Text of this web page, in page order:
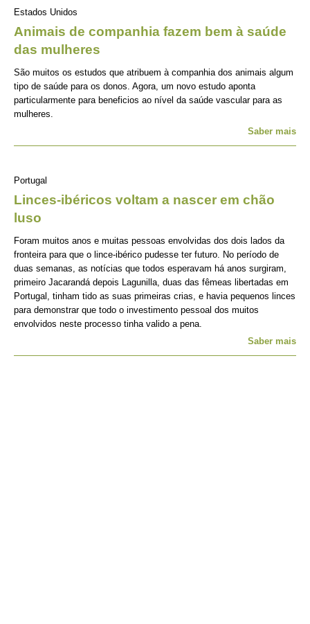
Estados Unidos
Animais de companhia fazem bem à saúde
das mulheres
São muitos os estudos que atribuem à companhia dos animais algum
tipo de saúde para os donos. Agora, um novo estudo aponta
particularmente para beneficios ao nível da saúde vascular para as
mulheres.
Saber mais
Portugal
Linces-ibéricos voltam a nascer em chão
luso
Foram muitos anos e muitas pessoas envolvidas dos dois lados da
fronteira para que o lince-ibérico pudesse ter futuro. No período de
duas semanas, as notícias que todos esperavam há anos surgiram,
primeiro Jacarandá depois Lagunilla, duas das fêmeas libertadas em
Portugal, tinham tido as suas primeiras crias, e havia pequenos linces
para demonstrar que todo o investimento pessoal dos muitos
envolvidos neste processo tinha valido a pena.
Saber mais